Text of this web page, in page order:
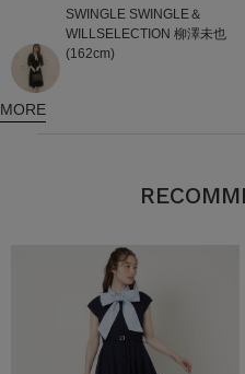
SWINGLE SWINGLE＆
WILLSELECTION 柳澤未也
(162cm)
MORE